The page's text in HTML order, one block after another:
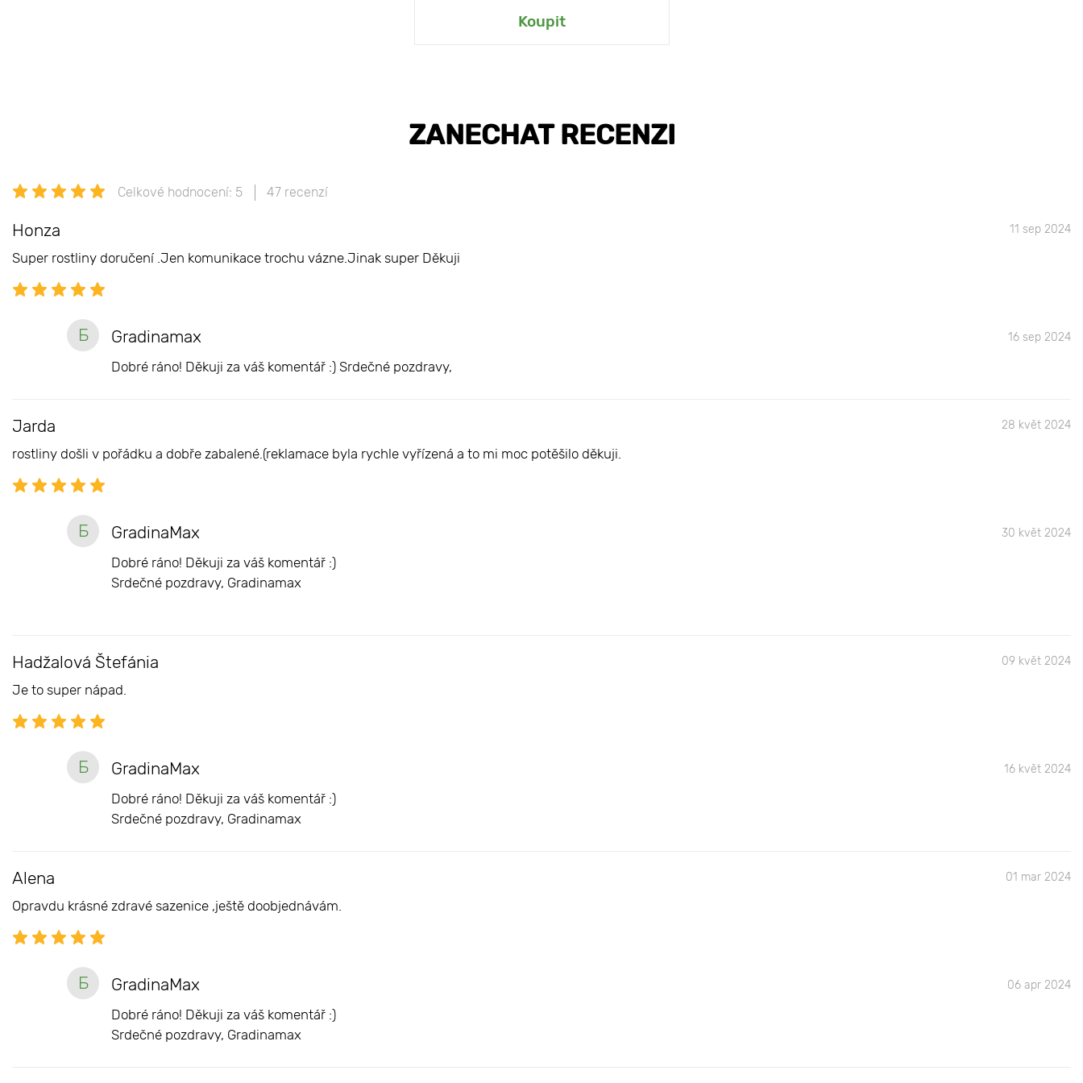
Koupit
ZANECHAT RECENZI
Celkové hodnocení: 5 47 recenzí
Honza 11 sep 2024
Super rostliny doručení .Jen komunikace trochu vázne.Jinak super Děkuji
Б Gradinamax 16 sep 2024
Dobré ráno! Děkuji za váš komentář :) Srdečné pozdravy,
Jarda 28 květ 2024
rostliny došli v pořádku a dobře zabalené.(reklamace byla rychle vyřízená a to mi moc potěšilo děkuji.
Б GradinaMax 30 květ 2024
Dobré ráno! Děkuji za váš komentář :)
Srdečné pozdravy, Gradinamax
Hadžalová Štefánia 09 květ 2024
Je to super nápad.
Б GradinaMax 16 květ 2024
Dobré ráno! Děkuji za váš komentář :)
Srdečné pozdravy, Gradinamax
Alena 01 mar 2024
Opravdu krásné zdravé sazenice ,ještě doobjednávám.
Б GradinaMax 06 apr 2024
Dobré ráno! Děkuji za váš komentář :)
Srdečné pozdravy, Gradinamax